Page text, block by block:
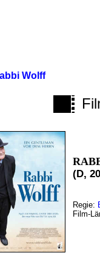
Wolff
(D,
Regie:
Film-